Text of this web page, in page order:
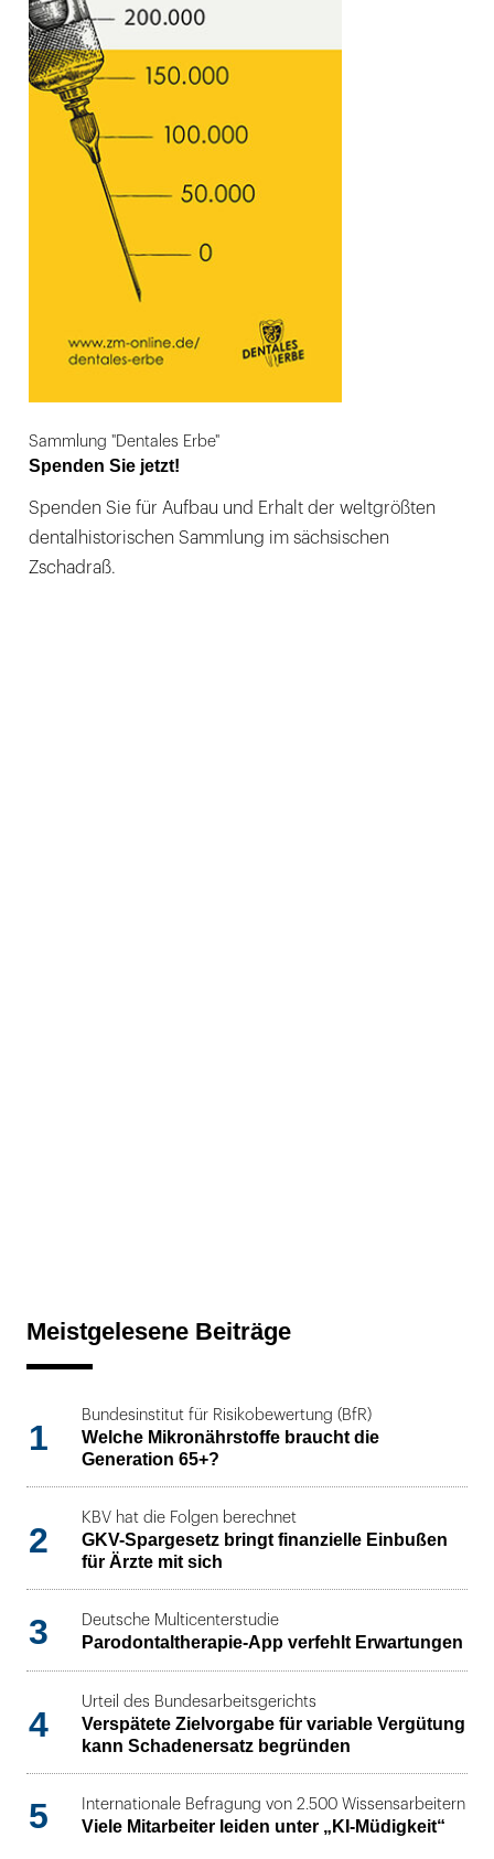
Sammlung "Dentales Erbe"
Spenden Sie jetzt!
Spenden Sie für Aufbau und Erhalt der weltgrößten
dentalhistorischen Sammlung im sächsischen
Zschadraß.
Meistgelesene Beiträge
1
Bundesinstitut für Risikobewertung (BfR)
Welche Mikronährstoffe braucht die
Generation 65+?
2
KBV hat die Folgen berechnet
GKV-Spargesetz bringt finanzielle Einbußen
für Ärzte mit sich
3 Deutsche Multicenterstudie
Parodontaltherapie-App verfehlt Erwartungen
4
Urteil des Bundesarbeitsgerichts
Verspätete Zielvorgabe für variable Vergütung
kann Schadenersatz begründen
5 Internationale Befragung von 2.500 Wissensarbeitern
Viele Mitarbeiter leiden unter „KI-Müdigkeit“